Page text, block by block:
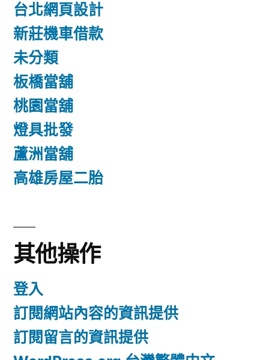
台北網頁設計
新莊機車借款
未分類
板橋當舖
桃園當舖
燈具批發
蘆洲當舖
高雄房屋二胎
其他操作
登入
訂閱網站內容的資訊提供
訂閱留言的資訊提供